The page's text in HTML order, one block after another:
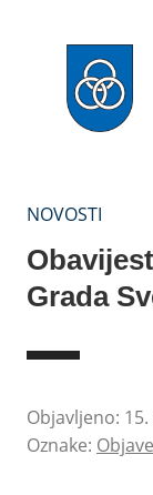
NOVOSTI
Grada
Objavljeno:
Oznake: